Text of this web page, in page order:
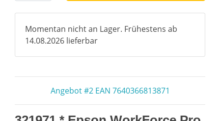
Momentan nicht an Lager. Frühestens ab
14.08.2026 lieferbar
Angebot #2 EAN 7640366813871